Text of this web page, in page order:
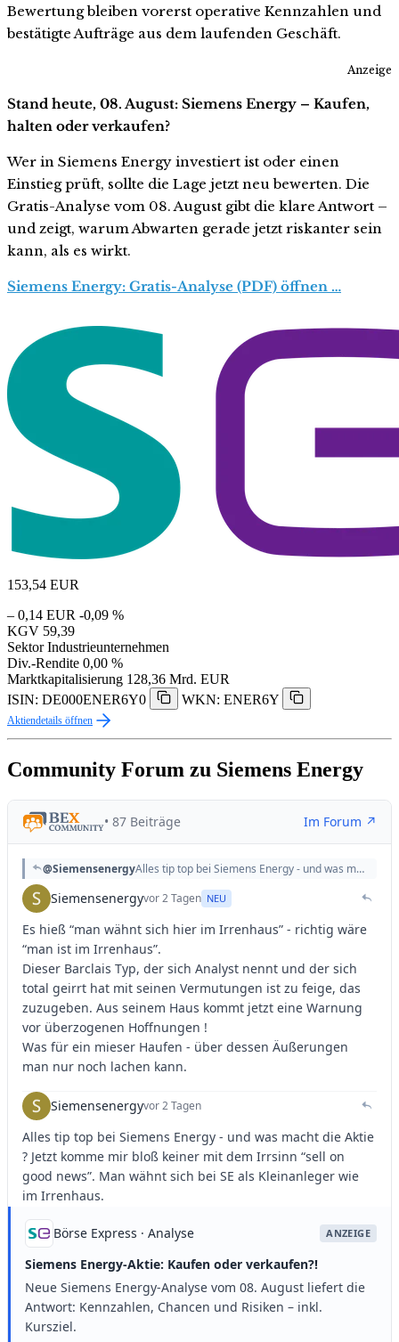
Bewertung bleiben vorerst operative Kennzahlen und
bestätigte Aufträge aus dem laufenden Geschäft.
Anzeige
Stand heute, 08. August: Siemens Energy – Kaufen,
halten oder verkaufen?
Wer in Siemens Energy investiert ist oder einen
Einstieg prüft, sollte die Lage jetzt neu bewerten. Die
Gratis-Analyse vom 08. August gibt die klare Antwort –
und zeigt, warum Abwarten gerade jetzt riskanter sein
kann, als es wirkt.
Siemens Energy: Gratis-Analyse (PDF) öffnen …
153,54 EUR
– 0,14 EUR -0,09 %
KGV 59,39
Sektor Industrieunternehmen
Div.-Rendite 0,00 %
Marktkapitalisierung 128,36 Mrd. EUR
ISIN: DE000ENER6Y0
WKN: ENER6Y
Aktiendetails öffnen
Community Forum zu Siemens Energy